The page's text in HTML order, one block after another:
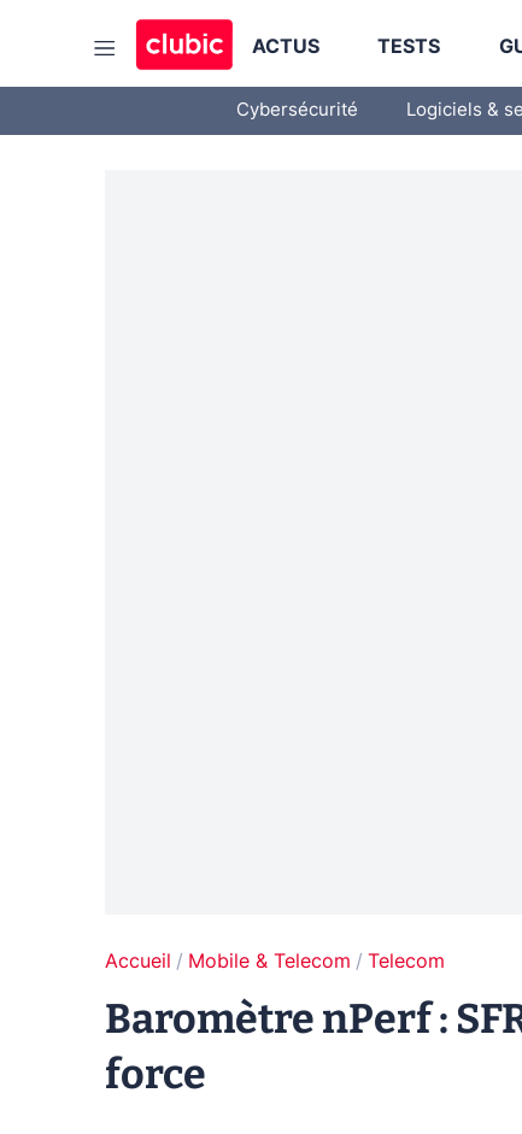
ACTUS TESTS
Cybersécurité Logiciels &
Accueil Mobile & Telecom Telecom
Baromètre nPerf :
force